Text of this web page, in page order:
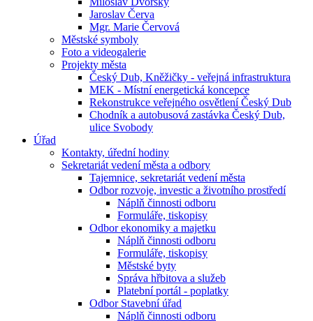
Jaroslav Červa
Mgr. Marie Červová
Městské symboly
Foto a videogalerie
Projekty města
Český Dub, Kněžičky - veřejná infrastruktura
MEK - Místní energetická koncepce
Rekonstrukce veřejného osvětlení Český Dub
Chodník a autobusová zastávka Český Dub,
ulice Svobody
Úřad
Kontakty, úřední hodiny
Sekretariát vedení města a odbory
Tajemnice, sekretariát vedení města
Odbor rozvoje, investic a životního prostředí
Náplň činnosti odboru
Formuláře, tiskopisy
Odbor ekonomiky a majetku
Náplň činnosti odboru
Formuláře, tiskopisy
Městské byty
Správa hřbitova a služeb
Platební portál - poplatky
Odbor Stavební úřad
Náplň činnosti odboru